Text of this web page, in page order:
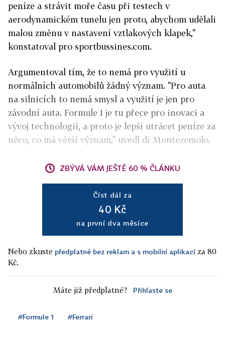
peníze a strávit moře času při testech v
aerodynamickém tunelu jen proto, abychom udělali
malou změnu v nastavení vztlakových klapek,"
konstatoval pro sportbussines.com.
Argumentoval tím, že to nemá pro využití u
normálních automobilů žádný význam. "Pro auta
na silnicích to nemá smysl a využití je jen pro
závodní auta. Formule 1 je tu přece pro inovaci a
vývoj technologií, a proto je lepší utrácet peníze za
něco, co má větší význam," uvedl di Montezemolo.
ZBÝVÁ VÁM JEŠTĚ 60 % ČLÁNKU
Číst dál za
40 Kč
na první dva měsíce
Nebo zkuste předplatné bez reklam a s mobilní aplikací za 80
Kč.
Máte již předplatné? Přihlaste se
#Formule 1 #Ferrari